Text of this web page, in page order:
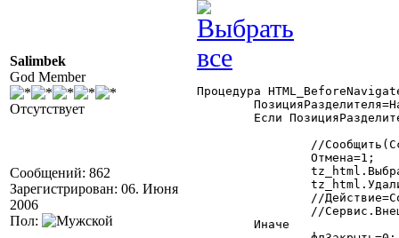
Salimbek
God Member
Отсутствует
Сообщений: 862
Зарегистрирован: 06. Июня
2006
Пол:
Процедура